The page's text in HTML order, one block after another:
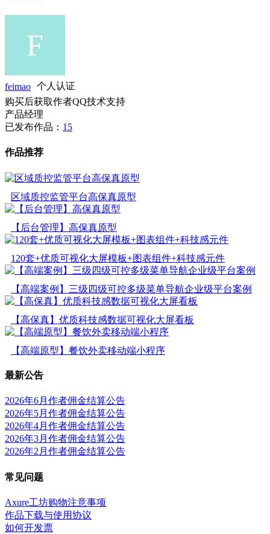
feimao
个人认证
购买后获取作者QQ技术支持
产品经理
已发布作品： 15
作品推荐
区域质控监管平台高保真原型
【后台管理】高保真原型
120套+优质可视化大屏模板+图表组件+科技感元件
【高端案例】三级四级可控多级菜单导航企业级平台案例
【高保真】优质科技感数据可视化大屏看板
【高端原型】餐饮外卖移动端小程序
最新公告
2026年6月作者佣金结算公告
2026年5月作者佣金结算公告
2026年4月作者佣金结算公告
2026年3月作者佣金结算公告
2026年2月作者佣金结算公告
常见问题
Axure工坊购物注意事项
作品下载与使用协议
如何开发票